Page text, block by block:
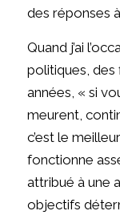
des réponses
Quand j’ai
politiques, des
années, « si
meurent,
c’est le
fonctionne
attribué à une
objectifs